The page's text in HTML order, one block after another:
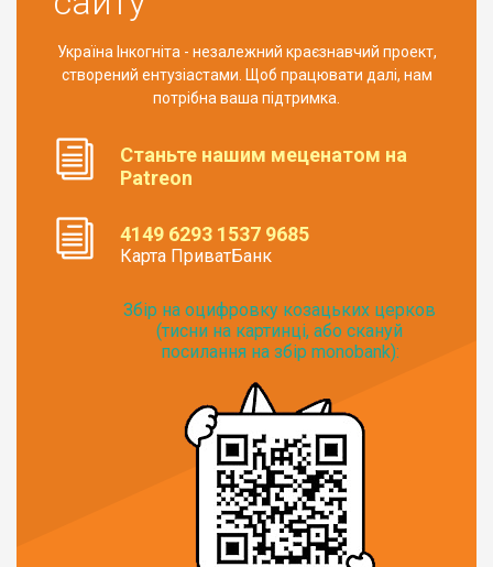
Україна Інкогніта - незалежний краєзнавчий проект,
створений ентузіастами. Щоб працювати далі, нам
потрібна ваша підтримка.
Станьте нашим меценатом на
Patreon
4149 6293 1537 9685
Карта ПриватБанк
Збір на оцифровку козацьких церков
(тисни на картинці, або скануй
посилання на збір monobank):